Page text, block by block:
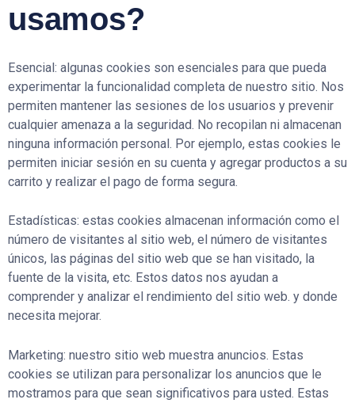
usamos?
Esencial: algunas cookies son esenciales para que pueda
experimentar la funcionalidad completa de nuestro sitio. Nos
permiten mantener las sesiones de los usuarios y prevenir
cualquier amenaza a la seguridad. No recopilan ni almacenan
ninguna información personal. Por ejemplo, estas cookies le
permiten iniciar sesión en su cuenta y agregar productos a su
carrito y realizar el pago de forma segura.
Estadísticas: estas cookies almacenan información como el
número de visitantes al sitio web, el número de visitantes
únicos, las páginas del sitio web que se han visitado, la
fuente de la visita, etc. Estos datos nos ayudan a
comprender y analizar el rendimiento del sitio web. y donde
necesita mejorar.
Marketing: nuestro sitio web muestra anuncios. Estas
cookies se utilizan para personalizar los anuncios que le
mostramos para que sean significativos para usted. Estas